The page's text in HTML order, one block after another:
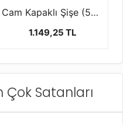
Cam Kapaklı Şişe (50 Adet )
1.149,25 TL
Çok Satanları